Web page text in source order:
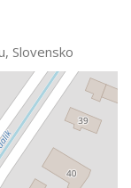
Slovensko